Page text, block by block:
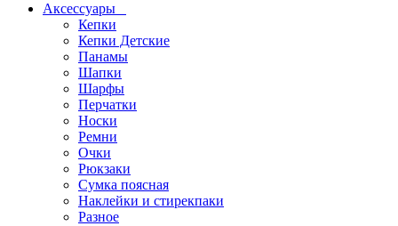
Аксессуары
Кепки
Кепки Детские
Панамы
Шапки
Шарфы
Перчатки
Носки
Ремни
Очки
Рюкзаки
Сумка поясная
Наклейки и стирекпаки
Разное